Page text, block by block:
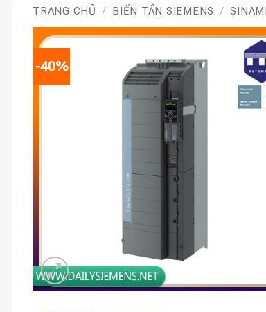
TRANG CHỦ / BIẾN TẦN SIEMENS /
-40%